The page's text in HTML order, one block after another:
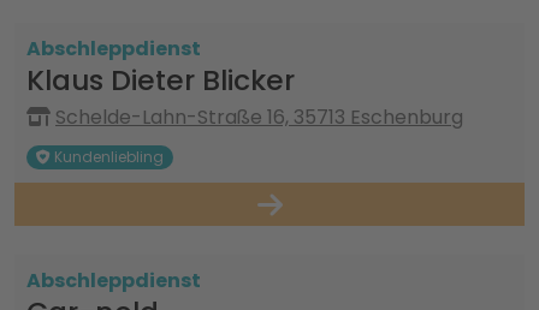
Abschleppdienst
Klaus Dieter Blicker
Schelde-Lahn-Straße 16, 35713 Eschenburg
Kundenliebling
Abschleppdienst